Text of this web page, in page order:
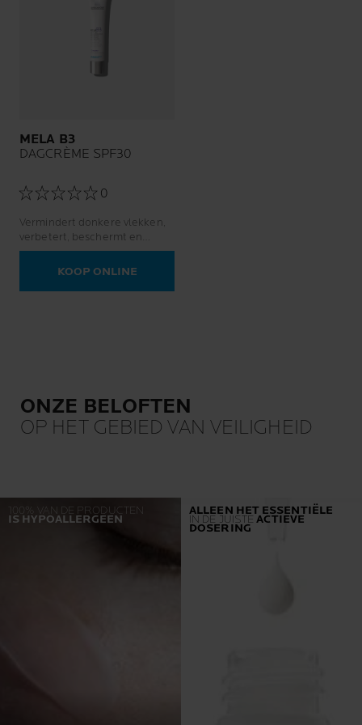
MELA B3
DAGCRÈME SPF30
0
Vermindert donkere vlekken,
verbetert, beschermt en
voorkomt terugkeer
KOOP ONLINE
ONZE BELOFTEN
OP HET GEBIED VAN VEILIGHEID
100% VAN DE PRODUCTEN
IS HYPOALLERGEEN
ALLEEN HET ESSENTIËLE
IN DE JUISTEACTIEVE
DOSERING